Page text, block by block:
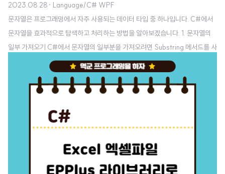
2023.08.28 · Language/C# WPF
문자열은 프로그래밍에서 자주 사용되는 데이터 타입 중 하나입니다. C#에서
문자열을 효과적으로 탐색하고 처리하는 방법을 알아보겠습니다. 1. 문자열의
일부 가져오기 C#에서 문자열의 일부분을 가져오려면 Substring 메서드를 사
용합니다. 예를 들어, 문자열에서 특정 위치부터 원하는 길이만큼의 부분 문자
열을 가져오려면 다음과 같이 코드를 작성합니다. string str = "가나다라마바
사아자차카타파하"; string result = str.Substring(0, 10); Console.Write
부터 10번째 글자까지의 부분을 출력합니다. 2. 문자열의 길이 계산하기 문자
열의 길이 (문자 개수)를 알고 싶다면 Lengt..